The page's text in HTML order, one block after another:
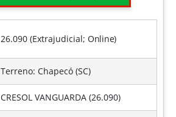
26.090 (Extrajudicial; Online)
Terreno: Chapecó (SC)
CRESOL VANGUARDA (26.090)